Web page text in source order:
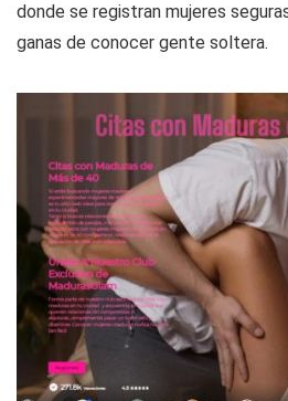
donde se registran mujeres
ganas de conocer gente soltera.